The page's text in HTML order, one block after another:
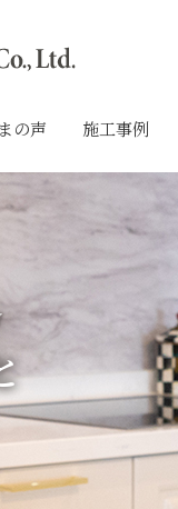
の声 施工事例